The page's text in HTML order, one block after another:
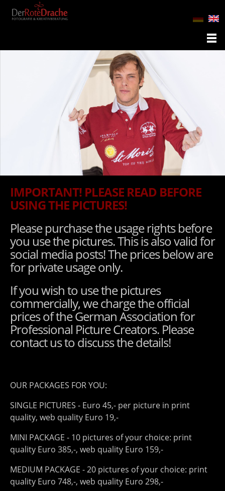
IMPORTANT! PLEASE READ BEFORE
USING THE PICTURES!
Please purchase the usage rights before
you use the pictures. This is also valid for
social media posts! The prices below are
for private usage only.
If you wish to use the pictures
commercially, we charge the official
prices of the German Association for
Professional Picture Creators. Please
contact us to discuss the details!
OUR PACKAGES FOR YOU:
SINGLE PICTURES - Euro 45,- per picture in print
quality, web quality Euro 19,-
MINI PACKAGE - 10 pictures of your choice: print
quality Euro 385,-, web quality Euro 159,-
MEDIUM PACKAGE - 20 pictures of your choice: print
quality Euro 748,-, web quality Euro 298,-